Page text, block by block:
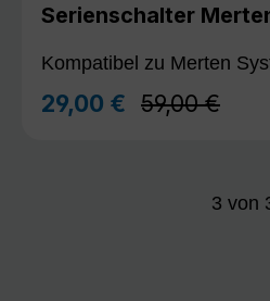
Serienschalter
Kompatibel zu Merten
Verkaufspreis:
29,00 € Regulärer
59,00 €
3 von